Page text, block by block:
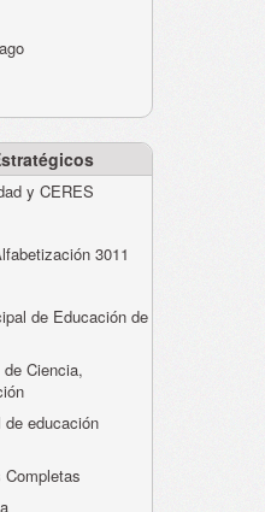
y CERES
3011
de Educación de
Ciencia,
de educación